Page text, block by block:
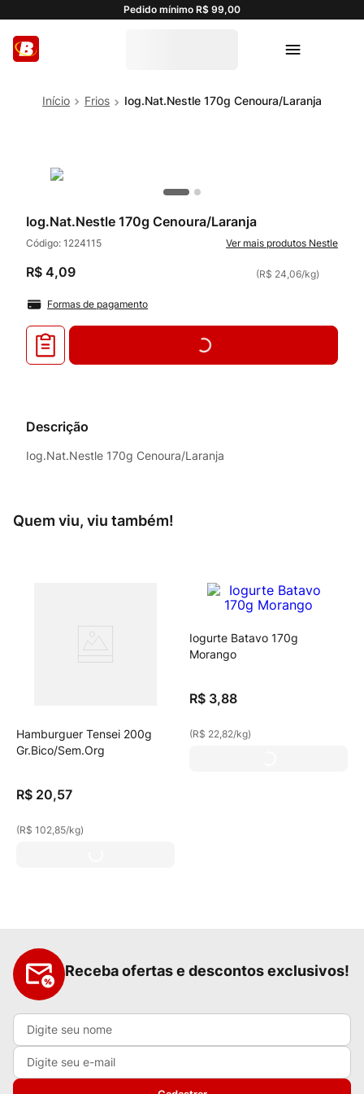
Pedido mínimo R$ 99,00
Frios Iog.Nat.Nestle 170g Cenoura/Laranja
Iog.Nat.Nestle 170g Cenoura/Laranja
Código: 1224115 Nestle
R$ 4,09 (R$ 24,06/kg)
Formas de pagamento
Descrição
Iog.Nat.Nestle 170g Cenoura/Laranja
Quem viu, viu também!
Hamburguer Tensei 200g
Gr.Bico/Sem.Org
R$ 20,57
(R$ 102,85/kg)
Iogurte Batavo 170g
Morango
R$ 3,88
(R$ 22,82/kg)
Receba ofertas e descontos exclusivos!